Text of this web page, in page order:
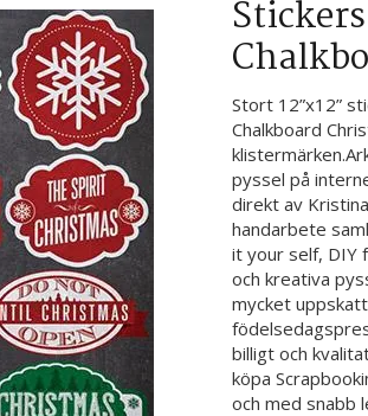
Stort 12”x12”
Chalkboard
pyssel på
direkt av
handarbete
it your self, DIY
och kreativa
mycket
billigt och
köpa
och med snabb